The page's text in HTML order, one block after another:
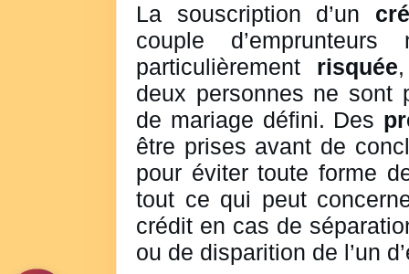
La souscription d’un
couple
particulièrement risquée
deux personnes ne sont
de mariage défini. Des
être prises avant de
pour éviter toute forme
tout ce qui peut
crédit en cas de
ou de disparition de l’un